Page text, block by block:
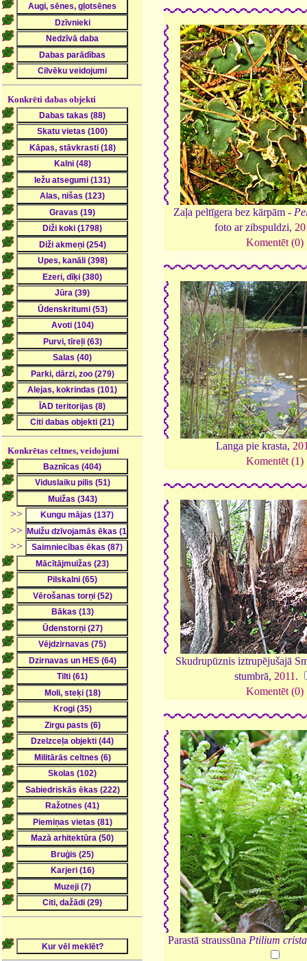
Konkrēti dabas objekti
Konkrētas celtnes, veidojumi
>>
>>
>>
Zaļa peltīgera bez kārpām -
foto ar zibspuldzi,
Komentēt (0)
Langa pie krasta,
Komentēt (1)
Skudrupūznis iztrupējušajā
stumbrā, 2011 .
Komentēt (0)
Parastā straussūna Ptilium